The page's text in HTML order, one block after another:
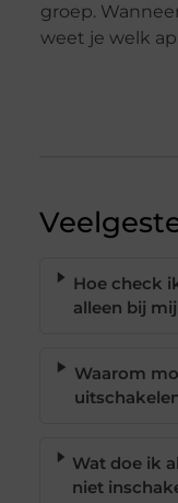
groep.
weet je welk
Hoe check
alleen bij
Waarom
Wat doe ik
niet